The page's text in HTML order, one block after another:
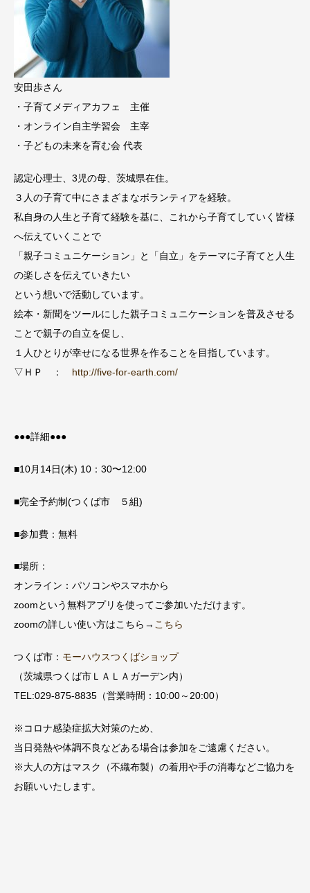
安田歩さん
・子育てメディアカフェ 主催
・オンライン自主学習会 主宰
・子どもの未来を育む会 代表
認定心理士、3児の母、茨城県在住。
３人の子育て中にさまざまなボランティアを経験。
私自身の人生と子育て経験を基に、これから子育てしていく皆様
へ伝えていくことで
「親子コミュニケーション」と「自立」をテーマに子育てと人生
の楽しさを伝えていきたい
という想いで活動しています。
絵本・新聞をツールにした親子コミュニケーションを普及させる
ことで親子の自立を促し、
１人ひとりが幸せになる世界を作ることを目指しています。
▽ＨＰ ： http://five-for-earth.com/
●●●詳細●●●
■10月14日(木) 10：30〜12:00
■完全予約制(つくば市 ５組)
■参加費：無料
■場所：
オンライン：パソコンやスマホから
zoomという無料アプリを使ってご参加いただけます。
zoomの詳しい使い方はこちら→ こちら
つくば市： モーハウスつくばショップ
（茨城県つくば市ＬＡＬＡガーデン内）
TEL:029-875-8835（営業時間：10:00～20:00）
※コロナ感染症拡大対策のため、
当日発熱や体調不良などある場合は参加をご遠慮ください。
※大人の方はマスク（不織布製）の着用や手の消毒などご協力を
お願いいたします。